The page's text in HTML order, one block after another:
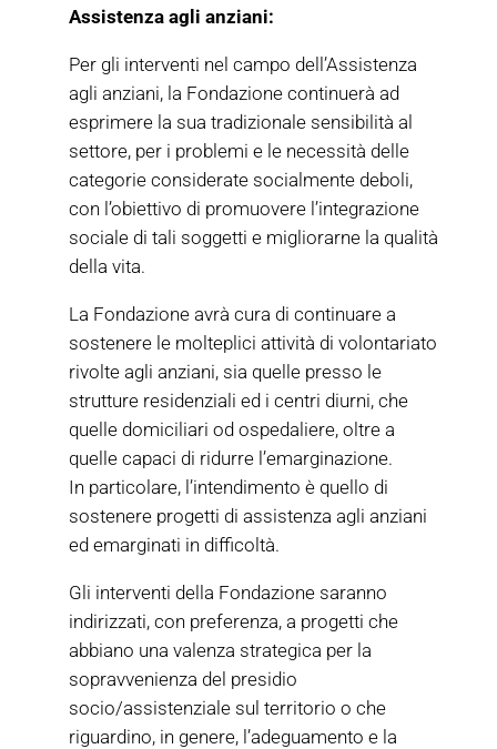
Assistenza agli anziani:
Per gli interventi nel campo dell’Assistenza
agli anziani, la Fondazione continuerà ad
esprimere la sua tradizionale sensibilità al
settore, per i problemi e le necessità delle
categorie considerate socialmente deboli,
con l’obiettivo di promuovere l’integrazione
sociale di tali soggetti e migliorarne la qualità
della vita.
La Fondazione avrà cura di continuare a
sostenere le molteplici attività di volontariato
rivolte agli anziani, sia quelle presso le
strutture residenziali ed i centri diurni, che
quelle domiciliari od ospedaliere, oltre a
quelle capaci di ridurre l’emarginazione.
In particolare, l’intendimento è quello di
sostenere progetti di assistenza agli anziani
ed emarginati in difficoltà.
Gli interventi della Fondazione saranno
indirizzati, con preferenza, a progetti che
abbiano una valenza strategica per la
sopravvenienza del presidio
socio/assistenziale sul territorio o che
riguardino, in genere, l’adeguamento e la